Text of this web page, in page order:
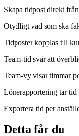
Skapa tidpost direkt
Otydligt vad som ska
Tidposter kopplas till
Team-tid svår att
Team-vy visar timmar
Lönerapportering tar tid
Exportera tid per
Detta får du